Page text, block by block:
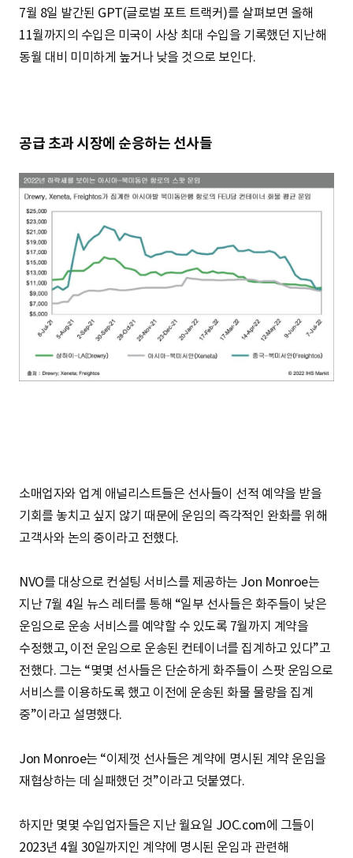
7월 8일 발간된 GPT(글로벌 포트 트랙커)를 살펴보면 올해
11월까지의 수입은 미국이 사상 최대 수입을 기록했던 지난해
동월 대비 미미하게 높거나 낮을 것으로 보인다.
공급 초과 시장에 순응하는 선사들
소매업자와 업계 애널리스트들은 선사들이 선적 예약을 받을
기회를 놓치고 싶지 않기 때문에 운임의 즉각적인 완화를 위해
고객사와 논의 중이라고 전했다.
NVO를 대상으로 컨설팅 서비스를 제공하는 Jon Monroe는
지난 7월 4일 뉴스 레터를 통해 “일부 선사들은 화주들이 낮은
운임으로 운송 서비스를 예약할 수 있도록 7월까지 계약을
수정했고, 이전 운임으로 운송된 컨테이너를 집계하고 있다”고
전했다. 그는 “몇몇 선사들은 단순하게 화주들이 스팟 운임으로
서비스를 이용하도록 했고 이전에 운송된 화물 물량을 집계
중”이라고 설명했다.
Jon Monroe는 “이제껏 선사들은 계약에 명시된 계약 운임을
재협상하는 데 실패했던 것”이라고 덧붙였다.
하지만 몇몇 수입업자들은 지난 월요일 JOC.com에 그들이
2023년 4월 30일까지인 계약에 명시된 운임과 관련해